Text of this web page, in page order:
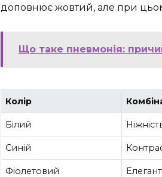
доповнює жовтий, але при
Що таке пневмонія:
Колір
Білий
Синій
Фіолетовий